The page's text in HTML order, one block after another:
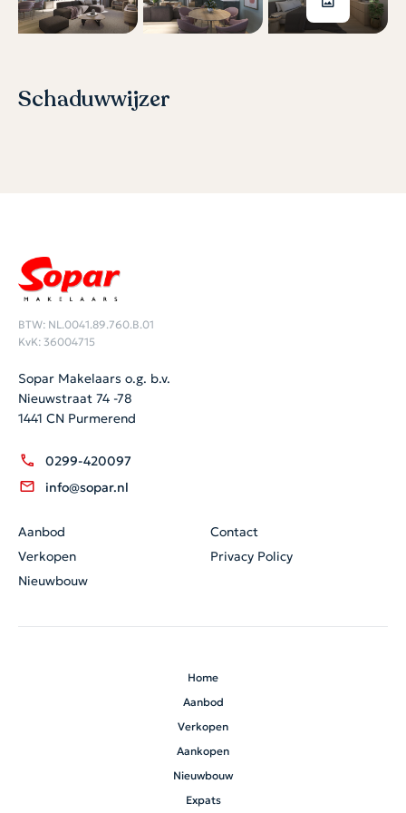
Schaduwwijzer
BTW: NL.0041.89.760.B.01
KvK: 36004715
Sopar Makelaars o.g. b.v.
Nieuwstraat 74 -78
1441 CN Purmerend
0299-420097
info@sopar.nl
Aanbod
Verkopen
Nieuwbouw
Contact
Privacy Policy
Home
Aanbod
Verkopen
Aankopen
Nieuwbouw
Expats